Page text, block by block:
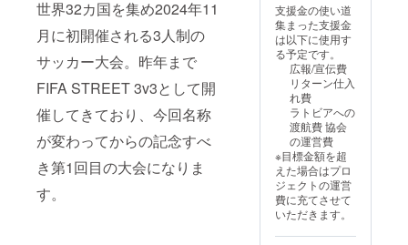
世界32カ国を集め2024年11
月に初開催される3人制の
サッカー大会。昨年まで
FIFA STREET 3v3として開
催してきており、今回名称
が変わってからの記念すべ
き第1回目の大会になりま
す。
認が発
生する
場合
は、別
途ご連
絡させ
ていた
だきま
す ※上
乗せ支
援大歓
迎です
※応援コ
メント
も励み
になり
ださ
い。 ＜
内容＞
・ユニ
フォー
ム-肩-ス
サー ※
掲載名
の記載
を備考
欄にお
願いし
ます ※
ロゴの
データ
ていた
だきま
す。 ・
掲載方
法：文
字 or ロ
載サイ
ズ：大
（３０
０cm2
以下で
設定）
・支援
時、必
ず備考
支援金の使い道
集まった支援金
は以下に使用す
る予定です。
広報/宣伝費
リターン仕入
れ費
ラトビアへの
渡航費 協会
の運営費
※目標金額を超
えた場合はプロ
ジェクトの運営
費に充てさせて
いただきます。